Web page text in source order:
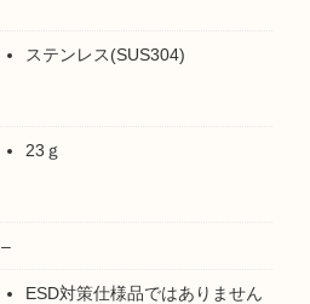
ステンレス(SUS304)
23ｇ
–
ESD対策仕様品ではありません